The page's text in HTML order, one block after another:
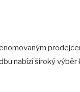
nabízí široký výběr